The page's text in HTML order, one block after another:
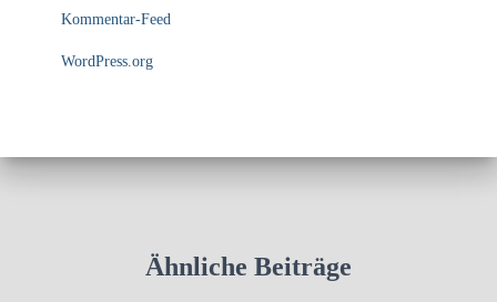
Kommentar-Feed
WordPress.org
Ähnliche Beiträge